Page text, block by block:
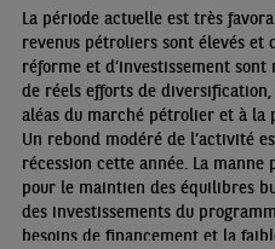
La période actuelle est très
revenus pétroliers sont élevés et
réforme et d’investissement
de réels efforts de
aléas du marché pétrolier et à la
Un rebond modéré de l’activité
récession cette année. La
pour le maintien des équilibres
des investissements du
besoins de financement et la